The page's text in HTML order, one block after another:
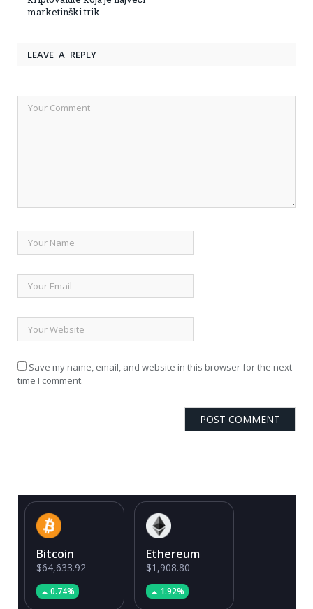
marketinški trik
LEAVE A REPLY
Save my name, email, and website in this browser for the next
time I comment.
Bitcoin
$64,633.92
0.74%
Ethereum
$1,908.80
1.92%